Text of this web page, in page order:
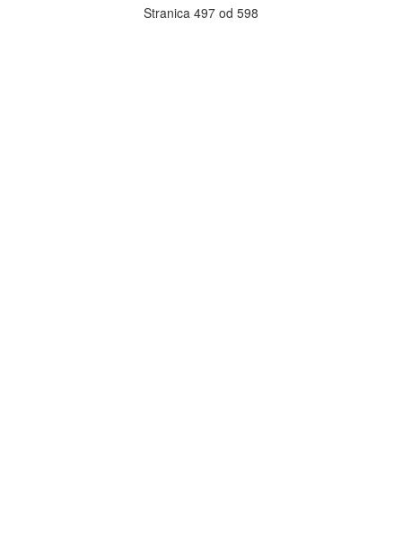
Stranica 497 od 598